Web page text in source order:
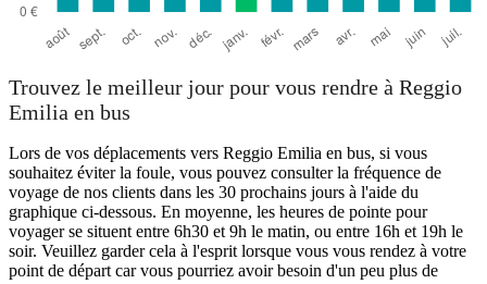
Trouvez le meilleur jour pour vous rendre à Reggio
Emilia en bus
Lors de vos déplacements vers Reggio Emilia en bus, si vous
souhaitez éviter la foule, vous pouvez consulter la fréquence de
voyage de nos clients dans les 30 prochains jours à l'aide du
graphique ci-dessous. En moyenne, les heures de pointe pour
voyager se situent entre 6h30 et 9h le matin, ou entre 16h et 19h le
soir. Veuillez garder cela à l'esprit lorsque vous vous rendez à votre
point de départ car vous pourriez avoir besoin d'un peu plus de